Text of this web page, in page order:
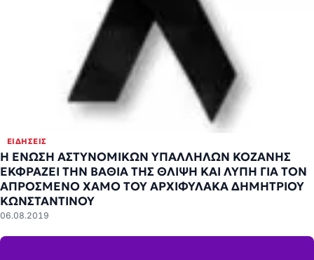
ΕΙΔΉΣΕΙΣ
Η ΕΝΩΣΗ ΑΣΤΥΝΟΜΙΚΩΝ ΥΠΑΛΛΗΛΩΝ ΚΟΖΑΝΗΣ
ΕΚΦΡΑΖΕΙ ΤΗΝ ΒΑΘΙΑ ΤΗΣ ΘΛΙΨΗ ΚΑΙ ΛΥΠΗ ΓΙΑ ΤΟΝ
ΑΠΡΟΣΜΕΝΟ ΧΑΜΟ ΤΟΥ ΑΡΧΙΦΥΛΑΚΑ ΔΗΜΗΤΡΙΟΥ
ΚΩΝΣΤΑΝΤΙΝΟΥ
06.08.2019